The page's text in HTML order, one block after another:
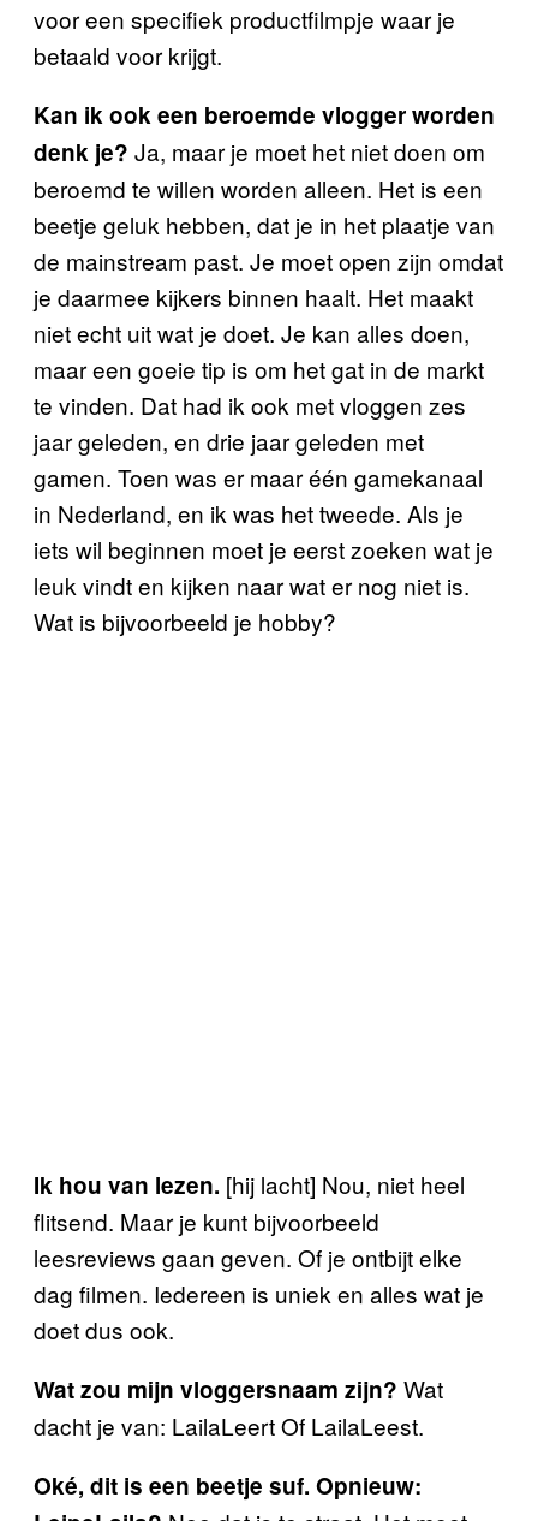
voor een specifiek productfilmpje waar je
betaald voor krijgt.
Kan ik ook een beroemde vlogger worden
denk je? Ja, maar je moet het niet doen om
beroemd te willen worden alleen. Het is een
beetje geluk hebben, dat je in het plaatje van
de mainstream past. Je moet open zijn omdat
je daarmee kijkers binnen haalt. Het maakt
niet echt uit wat je doet. Je kan alles doen,
maar een goeie tip is om het gat in de markt
te vinden. Dat had ik ook met vloggen zes
jaar geleden, en drie jaar geleden met
gamen. Toen was er maar één gamekanaal
in Nederland, en ik was het tweede. Als je
iets wil beginnen moet je eerst zoeken wat je
leuk vindt en kijken naar wat er nog niet is.
Wat is bijvoorbeeld je hobby?
Ik hou van lezen. [hij lacht] Nou, niet heel
flitsend. Maar je kunt bijvoorbeeld
leesreviews gaan geven. Of je ontbijt elke
dag filmen. Iedereen is uniek en alles wat je
doet dus ook.
Wat zou mijn vloggersnaam zijn? Wat
dacht je van: LailaLeert Of LailaLeest.
Oké, dit is een beetje suf. Opnieuw: